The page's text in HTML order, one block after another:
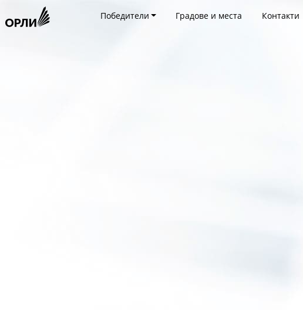
Победители Градове и места Контакти